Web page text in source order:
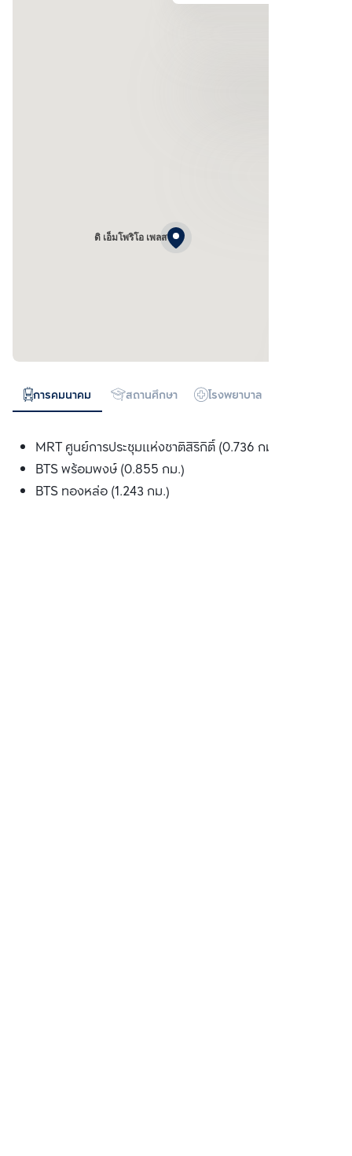
ดิ เอ็มโพริโอ เพลส
การคมนาคม สถานศึกษา โรงพยาบาล
MRT ศูนย์การประชุมแห่งชาติสิริกิติ์ (0.736 กม.)
BTS พร้อมพงษ์ (0.855 กม.)
BTS ทองหล่อ (1.243 กม.)